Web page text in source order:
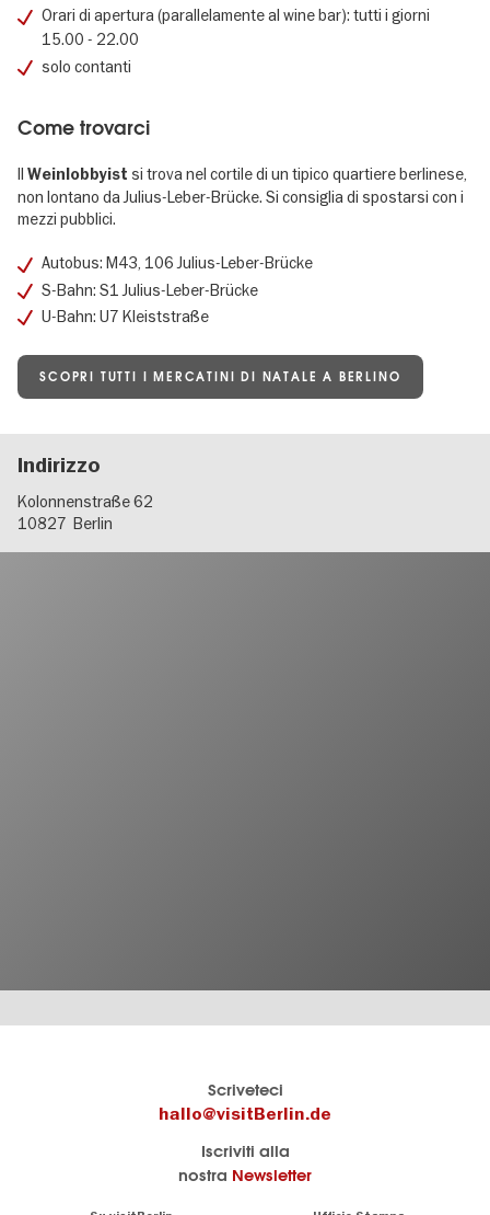
Orari di apertura (parallelamente al wine bar): tutti i giorni
15.00 - 22.00
solo contanti
Come trovarci
Il Weinlobbyist si trova nel cortile di un tipico quartiere berlinese,
non lontano da Julius-Leber-Brücke. Si consiglia di spostarsi con i
mezzi pubblici.
Autobus: M43, 106 Julius-Leber-Brücke
S-Bahn: S1 Julius-Leber-Brücke
U-Bahn: U7 Kleiststraße
SCOPRI TUTTI I MERCATINI DI NATALE A BERLINO
Indirizzo
Kolonnenstraße 62
10827 Berlin
Scriveteci
hallo@visitBerlin.de
Iscriviti alla
nostra Newsletter